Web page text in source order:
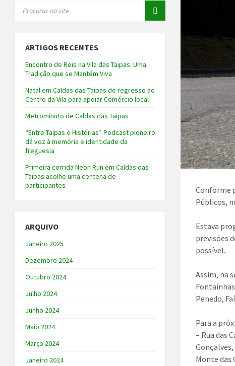
Conforme
Públicos,
Estava
previsões
possível.
Assim, na
Penedo,
Para a
– Rua das
Gonçalves,
Monte das
ARTIGOS RECENTES
Encontro de Reis na Vila das Taipas: Uma
Tradição que se Mantém Viva
Natal em Caldas das Taipas de regresso ao
Centro da Vila para apoiar Comércio local
Metrominuto de Caldas das Taipas
“Entre Taipas e Histórias” Podcast pioneiro
dá voz à memória e identidade da
freguesia
Primeira corrida Neon Run em Caldas das
Taipas acolhe uma centena de
participantes
ARQUIVO
Janeiro 2025
Dezembro 2024
Outubro 2024
Julho 2024
Junho 2024
Maio 2024
Março 2024
Janeiro 2024